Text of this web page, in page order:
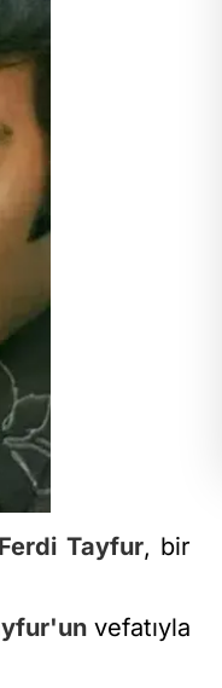
Ferdi Tayfur, bir
vefatıyla